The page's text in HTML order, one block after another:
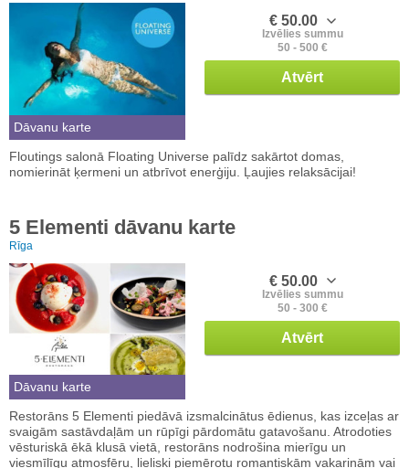
Dāvanu karte
€ 50.00
Izvēlies summu
50 - 500 €
Atvērt
Floutings salonā Floating Universe palīdz sakārtot domas,
nomierināt ķermeni un atbrīvot enerģiju. Ļaujies relaksācijai!
5 Elementi dāvanu karte
Rīga
Dāvanu karte
€ 50.00
Izvēlies summu
50 - 300 €
Atvērt
Restorāns 5 Elementi piedāvā izsmalcinātus ēdienus, kas izceļas ar
svaigām sastāvdaļām un rūpīgi pārdomātu gatavošanu. Atrodoties
vēsturiskā ēkā klusā vietā, restorāns nodrošina mierīgu un
viesmīlīgu atmosfēru, lieliski piemērotu romantiskām vakariņām vai